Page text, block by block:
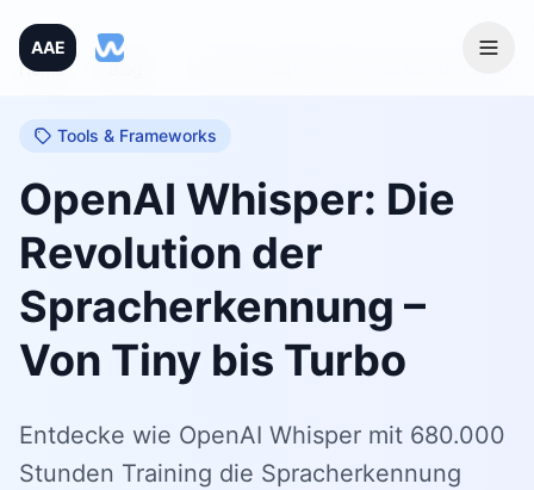
AAE
Home
Blog
Tools & Frameworks
OpenAI Whisper: Die
Revolution der
Spracherkennung –
Von Tiny bis Turbo
Entdecke wie OpenAI Whisper mit 680.000
Stunden Training die Spracherkennung